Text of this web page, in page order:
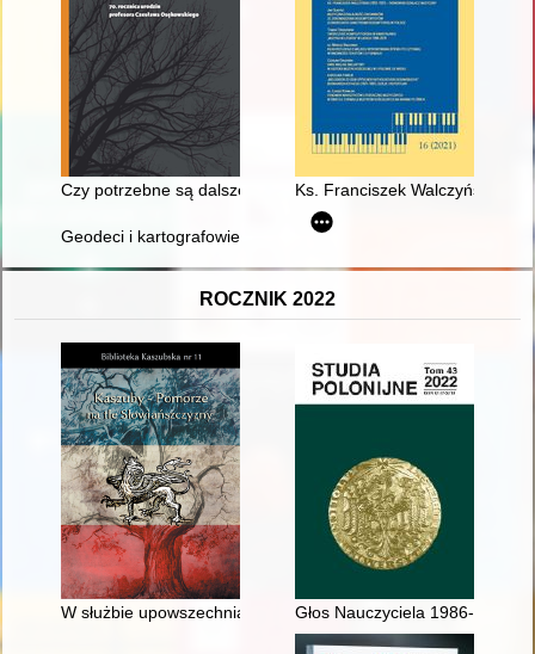
Czy potrzebne są dalsze badania nad powojennymi dziejami
Ks. Franciszek Walczyński
Geodeci i kartografowie polscy : słownik biograficzny. Z. 9
ROCZNIK 2022
W służbie upowszechniania oświaty na ziemi pomorskiej" :
Głos Nauczyciela 1986-2015 -